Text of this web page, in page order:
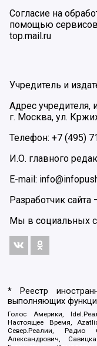
Согласие на
помощью сервисов
top.mail.ru
Учредитель и
Адрес учредителя,
г. Москва, ул.
Телефон: +7 (495)
И.О. главного
E-mail:
Разработчик сайта
Мы в социальных
* Реестр
выполняющих
Голос Америки,
Настоящее Время,
Север.Реалии, Радио
Александрович,